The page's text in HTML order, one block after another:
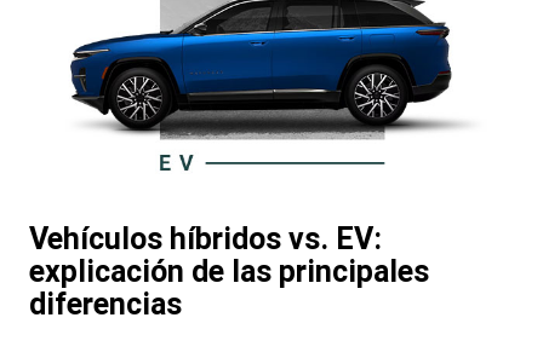
Vehículos híbridos vs. EV:
explicación de las principales
diferencias